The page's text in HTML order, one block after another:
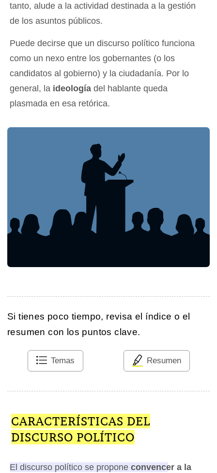
tanto, alude a la actividad destinada a la gestión
de los asuntos públicos.
Puede decirse que un discurso político funciona
como un nexo entre los gobernantes (o los
candidatos al gobierno) y la ciudadanía. Por lo
general, la ideología del hablante queda
plasmada en esa retórica.
Si tienes poco tiempo, revisa el índice o el
resumen con los puntos clave.
Temas Resumen
CARACTERÍSTICAS DEL
DISCURSO POLÍTICO
El discurso político se propone convencer a la